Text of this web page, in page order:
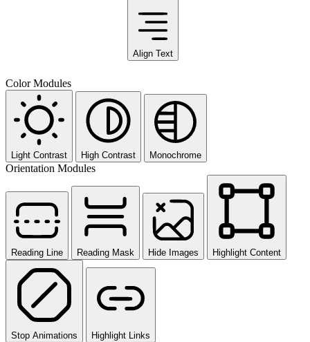
Align Text
Color Modules
Light Contrast High Contrast Monochrome
Orientation Modules
Reading Line Reading Mask Hide Images Highlight Content
Stop Animations Highlight Links